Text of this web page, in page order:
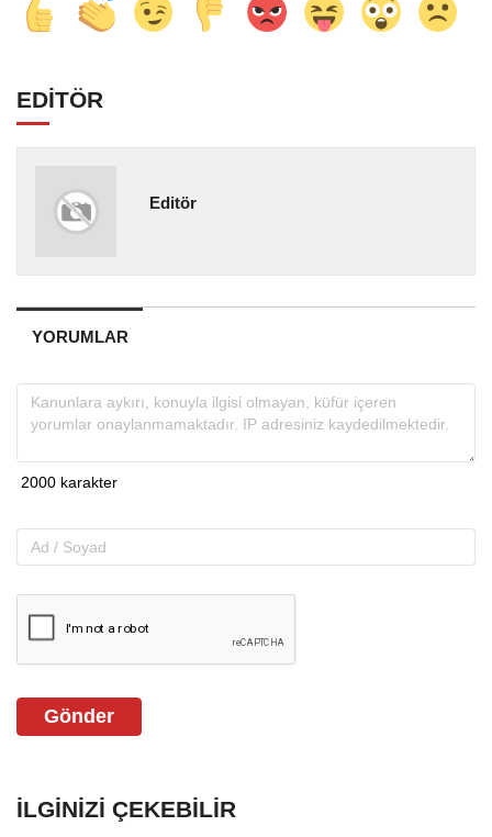
EDİTÖR
Editör
YORUMLAR
Gönder
İLGINIZI ÇEKEBILIR